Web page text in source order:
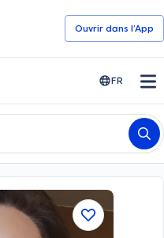
Ouvrir dans l’App
FR